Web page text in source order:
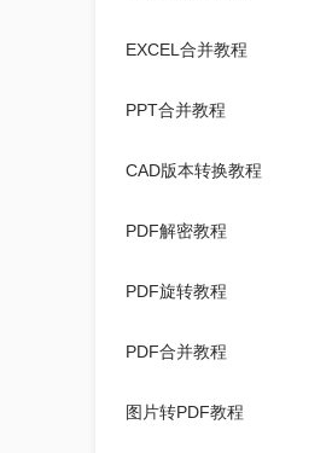
EXCEL合并教程
PPT合并教程
CAD版本转换教程
PDF解密教程
PDF旋转教程
PDF合并教程
图片转PDF教程